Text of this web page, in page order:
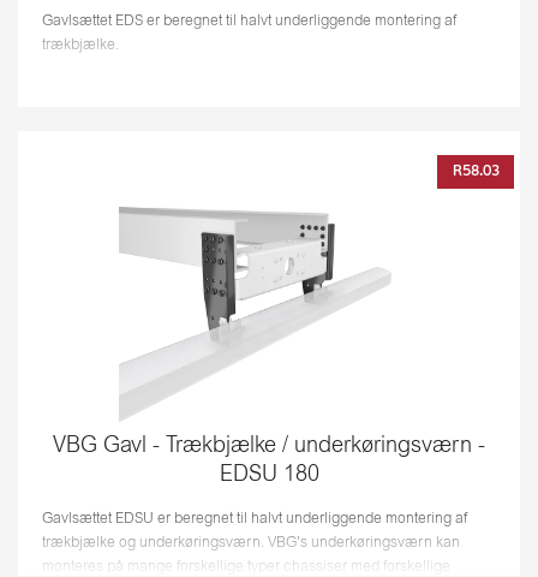
Gavlsættet EDS er beregnet til halvt underliggende montering af
trækbjælke.
R58.03
VBG Gavl - Trækbjælke / underkøringsværn -
EDSU 180
Gavlsættet EDSU er beregnet til halvt underliggende montering af
trækbjælke og underkøringsværn. VBG's underkøringsværn kan
monteres på mange forskellige typer chassiser med forskellige